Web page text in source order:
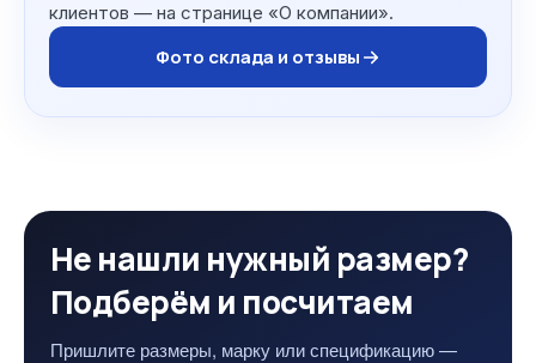
клиентов — на странице «О компании».
Фото склада и отзывы
Не нашли нужный размер?
Подберём и посчитаем
Пришлите размеры, марку или спецификацию —